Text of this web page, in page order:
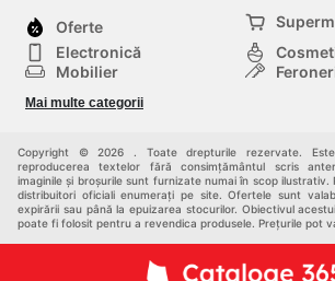
Oferte
Electronică
Mobilier
Copii
Mai multe categorii
Copyright © 2026 . Toate drepturile rezervate.
reproducerea textelor fără consimțământul scris
imaginile și broșurile sunt furnizate numai în scop ilustrativ.
distribuitori oficiali enumerați pe site. Ofertele sunt
expirării sau până la epuizarea stocurilor. Obiectivul
poate fi folosit pentru a revendica produsele. Prețurile pot